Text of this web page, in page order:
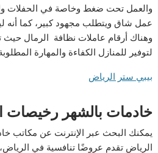
والعمل تحت ضغط وخاصة في الحفلات
عمل شاق ويتطلب مجهود كبير، كما أنه
وهناك أرقام عاملات نظافة الرمال
لتوفير للمنازل الكفاءة والمهارة
بيبي ستر الرياض
خادمات بالشهر رخيصات
يمكنك البحث عبر الإنترنت عن مكاتب
الرياض تقدم عروضًا تنافسية في الرياض،